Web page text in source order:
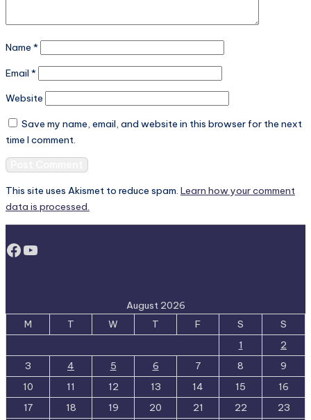
Name *
Email *
Website
Save my name, email, and website in this browser for the next
time I comment.
This site uses Akismet to reduce spam. Learn how your comment
data is processed.
Facebook
YouTube
August 2026
M
T W T F S
S
1
2
3
4 5 6 7 8
9
10
11 12 13 14 15
16
17
18 19 20 21 22 23